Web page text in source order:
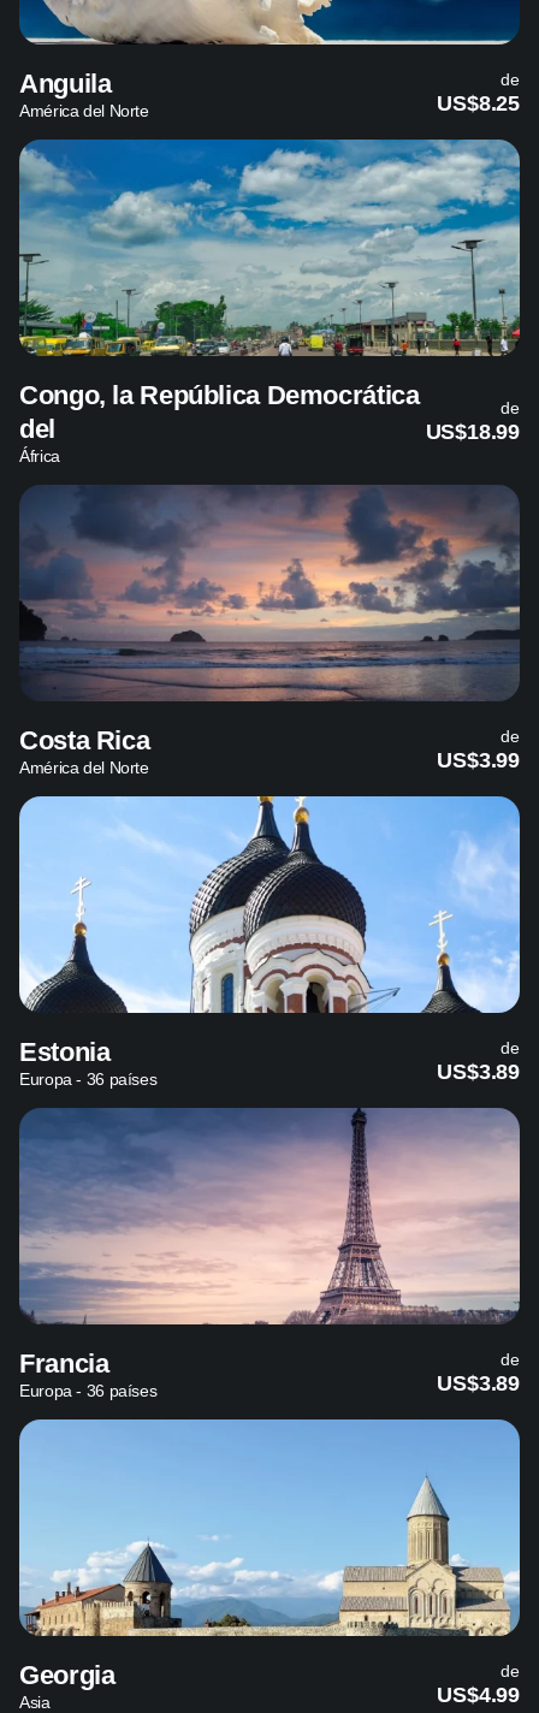
Anguila
América del Norte
de
US$8.25
Congo, la República Democrática
del
África
de
US$18.99
Costa Rica
América del Norte
de
US$3.99
Estonia
Europa - 36 países
de
US$3.89
Francia
Europa - 36 países
de
US$3.89
Georgia
Asia
de
US$4.99